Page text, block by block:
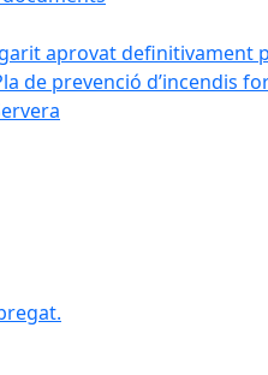
aprovat definitivament
de prevenció d’incendis